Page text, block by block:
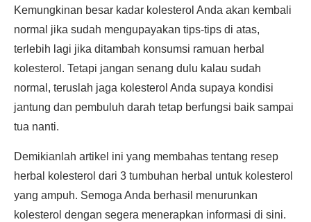
Kemungkinan besar kadar kolesterol Anda akan kembali
normal jika sudah mengupayakan tips-tips di atas,
terlebih lagi jika ditambah konsumsi ramuan herbal
kolesterol. Tetapi jangan senang dulu kalau sudah
normal, teruslah jaga kolesterol Anda supaya kondisi
jantung dan pembuluh darah tetap berfungsi baik sampai
tua nanti.
Demikianlah artikel ini yang membahas tentang resep
herbal kolesterol dari 3 tumbuhan herbal untuk kolesterol
yang ampuh. Semoga Anda berhasil menurunkan
kolesterol dengan segera menerapkan informasi di sini.